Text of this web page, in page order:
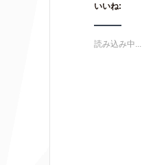
いいね:
読み込み中...